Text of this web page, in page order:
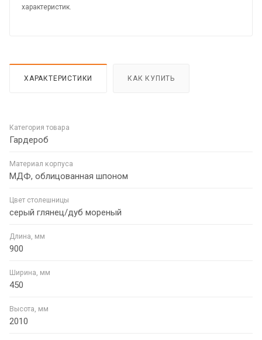
характеристик.
ХАРАКТЕРИСТИКИ КАК КУПИТЬ
Категория товара
Гардероб
Материал корпуса
МДФ, облицованная шпоном
Цвет столешницы
серый глянец/дуб мореный
Длина, мм
900
Ширина, мм
450
Высота, мм
2010